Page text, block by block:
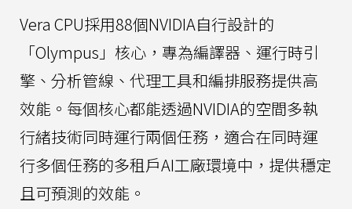
Vera CPU採用88個NVIDIA自行設計的
「Olympus」核心，專為編譯器、運行時引
擎、分析管線、代理工具和編排服務提供高
效能。每個核心都能透過NVIDIA的空間多執
行緒技術同時運行兩個任務，適合在同時運
行多個任務的多租戶AI工廠環境中，提供穩定
且可預測的效能。